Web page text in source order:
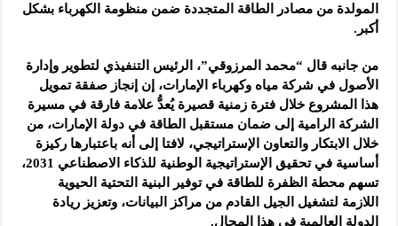
المولدة من مصادر الطاقة المتجددة ضمن منظومة الكهرباء بشكل
أكبر.
من جانبه قال “محمد المرزوقي”، الرئيس التنفيذي لتطوير وإدارة
الأصول في شركة مياه وكهرباء الإمارات، إن إنجاز صفقة تمويل
هذا المشروع خلال فترة زمنية قصيرة يُعدُّ علامة فارقة في مسيرة
الشركة الرامية إلى ضمان مستقبل الطاقة في دولة الإمارات، من
خلال الابتكار والتعاون الإستراتيجي، لافتا إلى أنه باعتبارها ركيزة
أساسية في تحقيق الإستراتيجية الوطنية للذكاء الاصطناعي 2031،
تسهم محطة الظفرة للطاقة في توفير البنية التحتية الحيوية
اللازمة لتشغيل الجيل القادم من مراكز البيانات، وتعزيز ريادة
الدولة العالمية في هذا المجال.